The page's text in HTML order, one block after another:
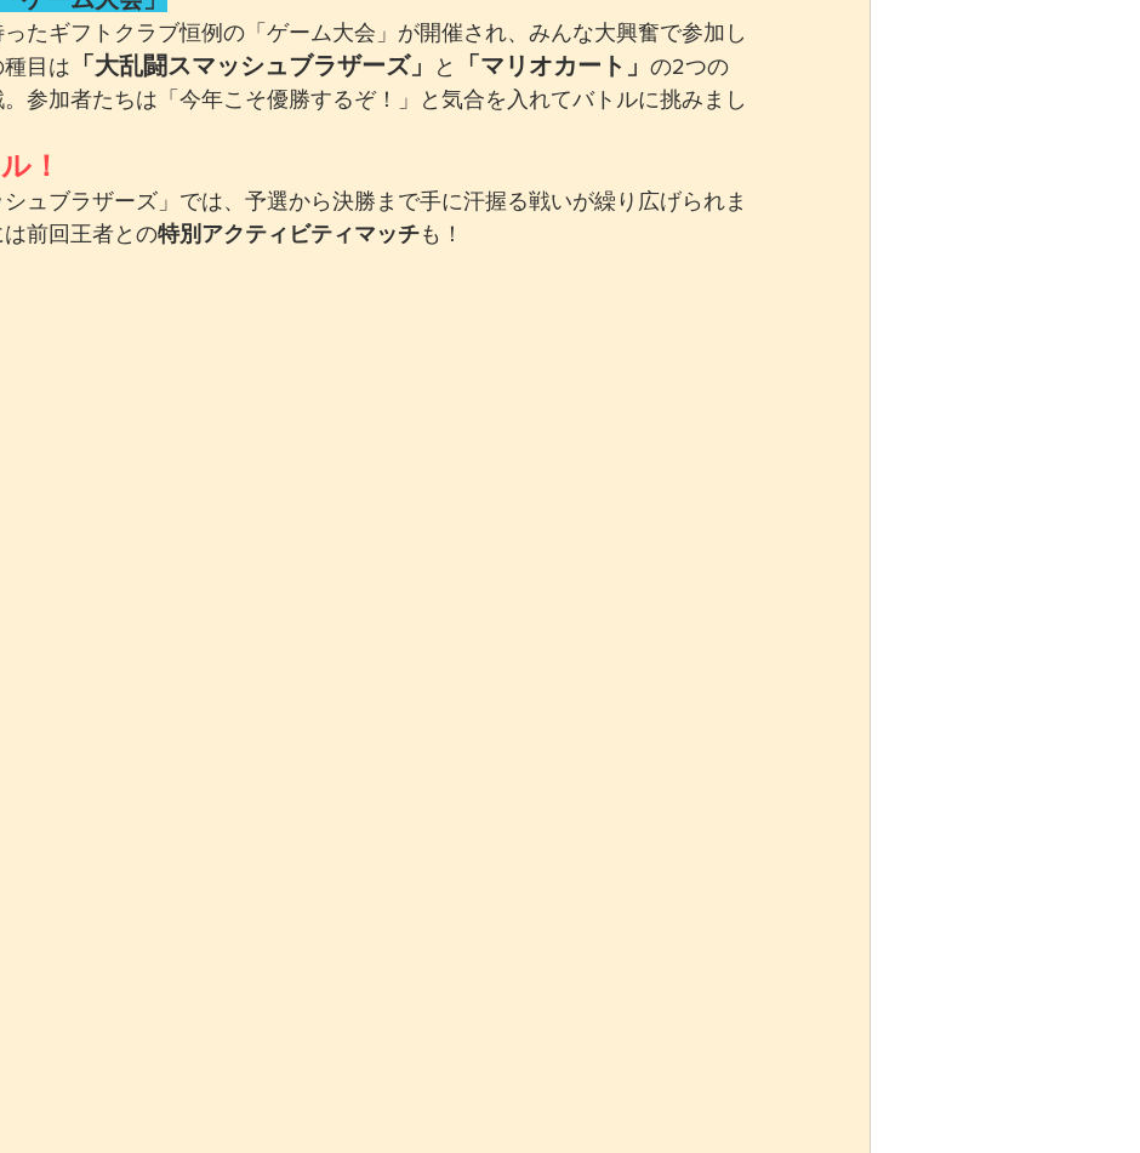
たギフトクラブ恒例の「ゲーム大会」が開催され、みんな大興奮で参加し
目は 「大乱闘スマッシュブラザーズ」 と 「マリオカート」 の2つの
。参加者たちは「今年こそ優勝するぞ！」と気合を入れてバトルに挑みまし
！
シュブラザーズ」では、予選から決勝まで手に汗握る戦いが繰り広げられま
前回王者との特別アクティビティマッチも！